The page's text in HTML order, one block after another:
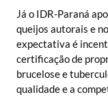
Já o IDR-Paraná
queijos autorais e
expectativa é
certificação de
brucelose e
qualidade e a